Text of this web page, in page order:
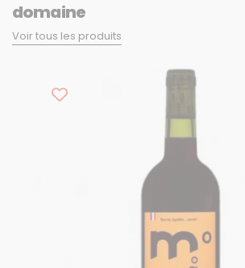
domaine
Voir tous les produits